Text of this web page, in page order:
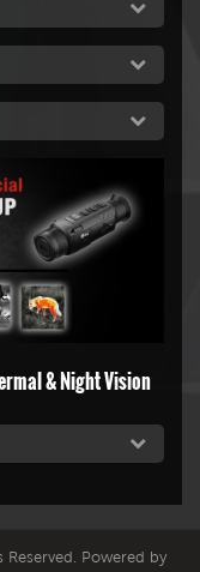
& Night Vision
Powered by